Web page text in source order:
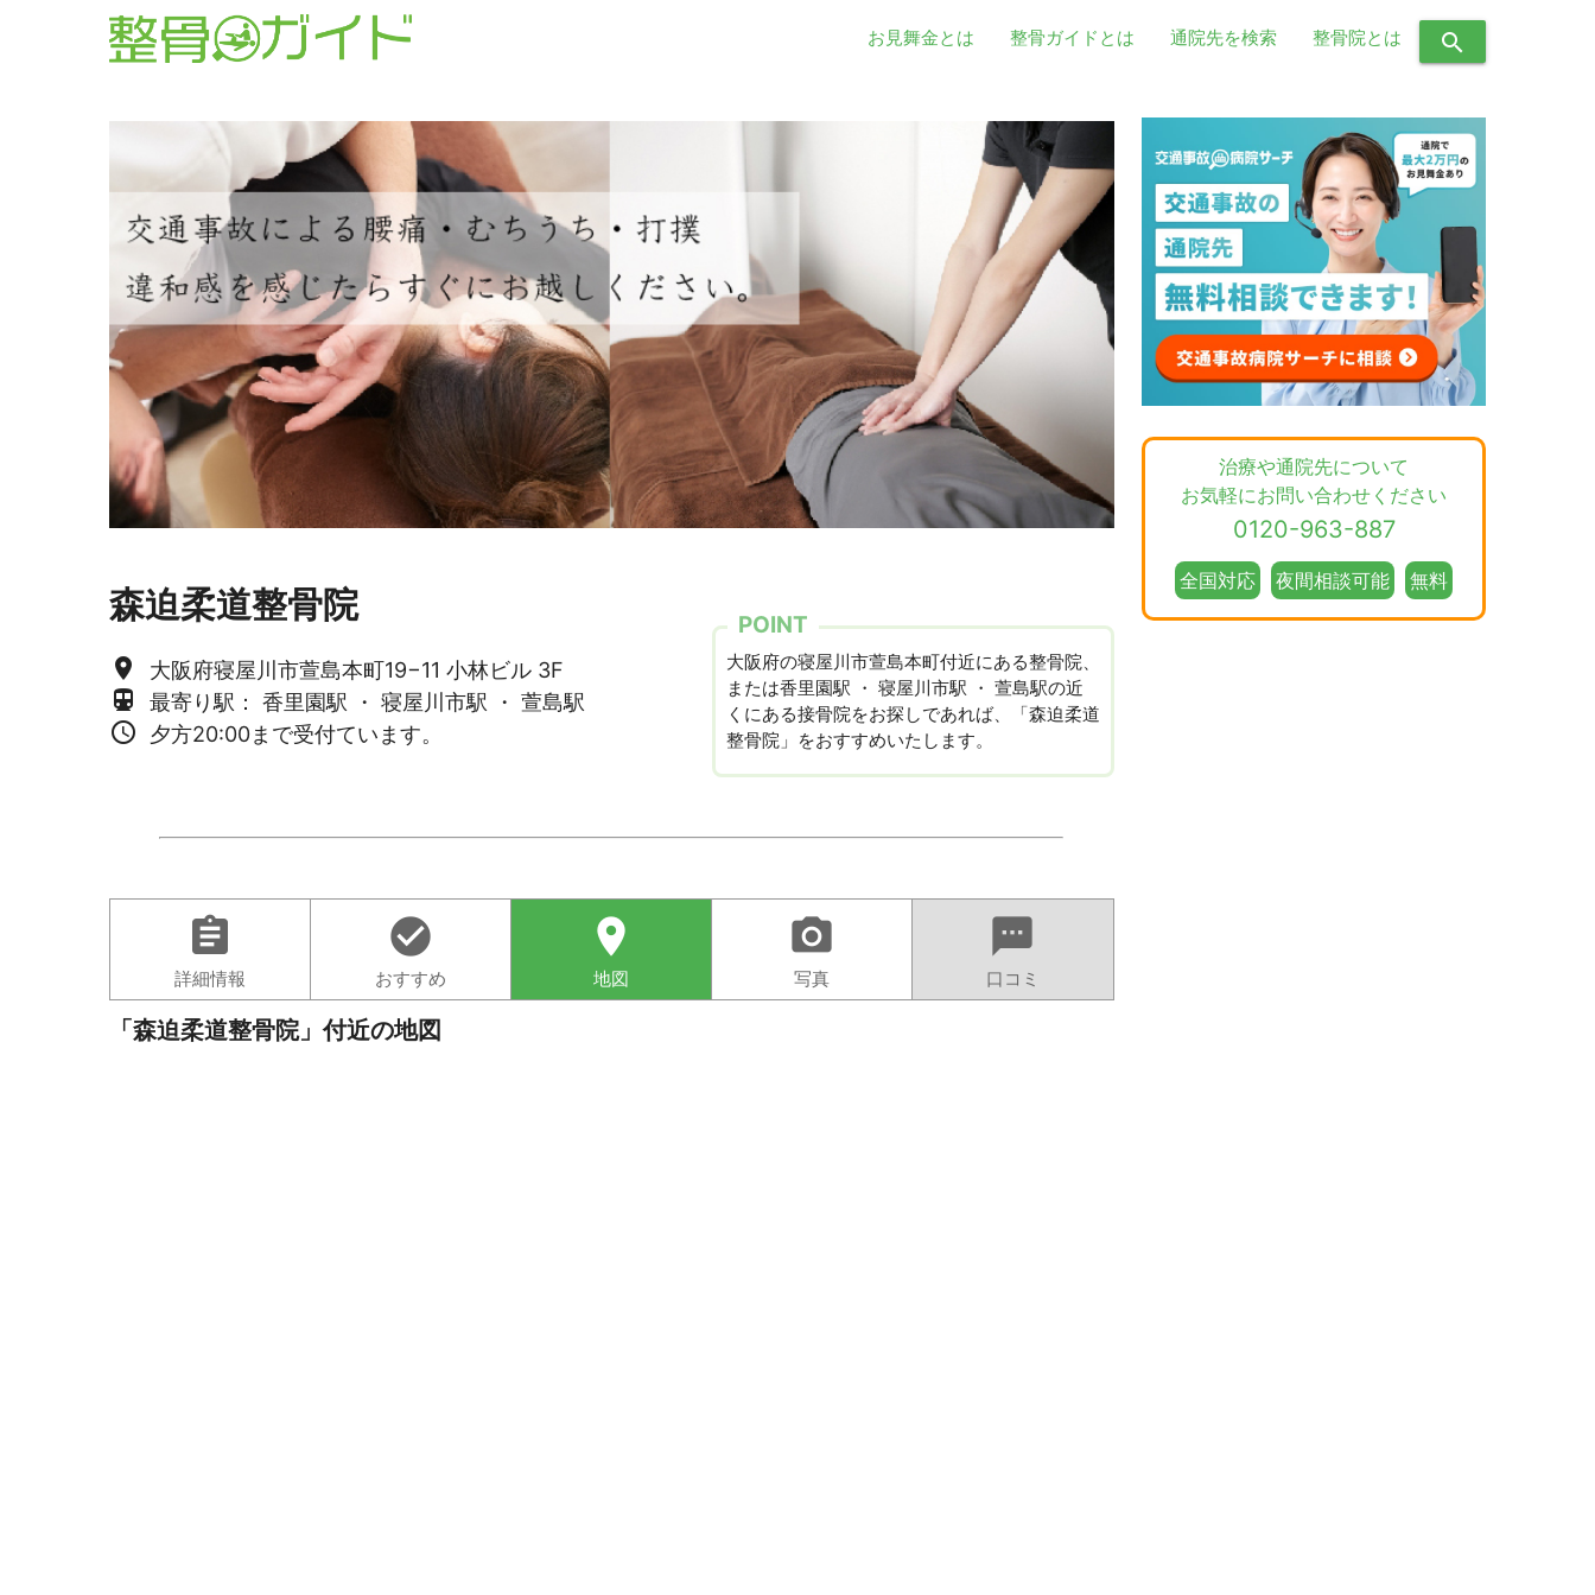
お見舞金とは 整骨ガイドとは 通院先を検索 整骨院とは search
森迫柔道整骨院
place 大阪府寝屋川市萱島本町19−11 小林ビル 3F
directions_subway 最寄り駅： 香里園駅 ・ 寝屋川市駅 ・ 萱島駅
access_time 夕方20:00まで受付ています。
POINT
大阪府の寝屋川市萱島本町付近にある整骨院、
または香里園駅 ・ 寝屋川市駅 ・ 萱島駅の近
くにある接骨院をお探しであれば、「森迫柔道
整骨院」をおすすめいたします。
assignment
詳細情報
check_circle
おすすめ
location_on
地図
camera_alt
写真
sms
口コミ
「森迫柔道整骨院」付近の地図
治療や通院先について
お気軽にお問い合わせください
0120-963-887
全国対応 夜間相談可能 無料